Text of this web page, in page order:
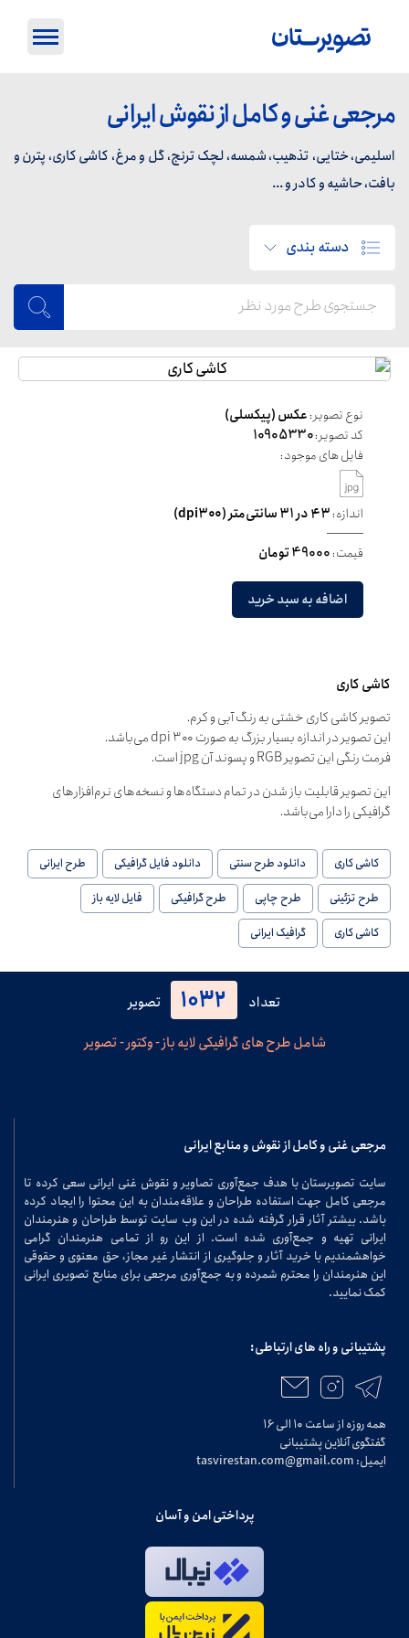
مرجعی غنی و کامل از نقوش ایرانی
اسلیمی، ختایی، تذهیب، شمسه، لچک ترنج، گل و مرغ، کاشی کاری، پترن و
بافت، حاشیه و کادر و ...
دسته بندی
نوع تصویر:عکس (پیکسلی)
کد تصویر:10905330
فایل های موجود:
اندازه:۴۳ در ۳۱ سانتی‌متر (dpi۳۰۰)
قیمت:49000 تومان
اضافه به سبد خرید
کاشی کاری
تصویر کاشی کاری خشتی به رنگ آبی و کرم.
این تصویر در اندازه بسیار بزرگ به صورت dpi ۳۰۰ می‌باشد.
فرمت رنگی این تصویر RGB و پسوند آن jpg است.
این تصویر قابلیت باز شدن در تمام دستگاه‌ها و نسخه‌های نرم‌افزارهای
گرافیکی را دارا می‌باشد.
کاشی کاری دانلود طرح سنتی دانلود فایل گرافیکی
طرح ایرانی
طرح تزئینی
طرح چاپی طرح گرافیکی
فایل لایه باز
کاشی کاری
گرافیک ایرانی
تعداد 1032
تصویر
شامل طرح های گرافیکی لایه باز - وکتور - تصویر
مرجعی غنی و کامل از نقوش و منابع ایرانی
سایت تصویرستان با هدف جمع‌آوری تصاویر و نقوش غنی ایرانی سعی کرده تا
مرجعی کامل جهت استفاده طراحان و علاقه‌مندان به این محتوا را ایجاد کرده
باشد. بیشتر آثار قرار گرفته شده در این وب سایت توسط طراحان و هنرمندان
ایرانی تهیه و جمع‌آوری شده است. از این رو از تمامی هنرمندان گرامی
خواهشمندیم با خرید آثار و جلوگیری از انتشار غیر مجاز، حق معنوی و حقوقی
این هنرمندان را محترم شمرده و به جمع‌آوری مرجعی برای منابع تصویری ایرانی
کمک نمایید.
پشتیبانی و راه های ارتباطی:
همه روزه از ساعت ۱۰ الی ۱۶
گفتگوی آنلاین پشتیبانی
ایمیل: tasvirestan.com@gmail.com
پرداختی امن و آسان